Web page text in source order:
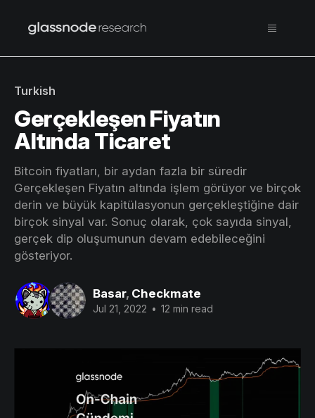
Turkish
Gerçekleşen Fiyatın
Altında Ticaret
Bitcoin fiyatları, bir aydan fazla bir süredir
Gerçekleşen Fiyatın altında işlem görüyor ve birçok
derin ve büyük kapitülasyonun gerçekleştiğine dair
birçok sinyal var. Sonuç olarak, çok sayıda sinyal,
gerçek dip oluşumunun devam edebileceğini
gösteriyor.
Basar, Checkmate
Jul 21, 2022 • 12 min read